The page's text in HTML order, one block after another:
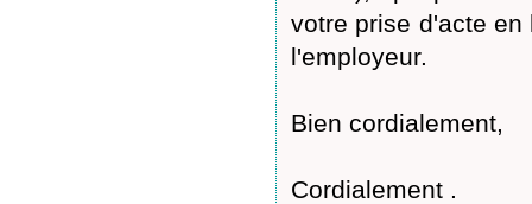
votre prise d'acte
l'employeur.
Bien cordialement,
Cordialement .